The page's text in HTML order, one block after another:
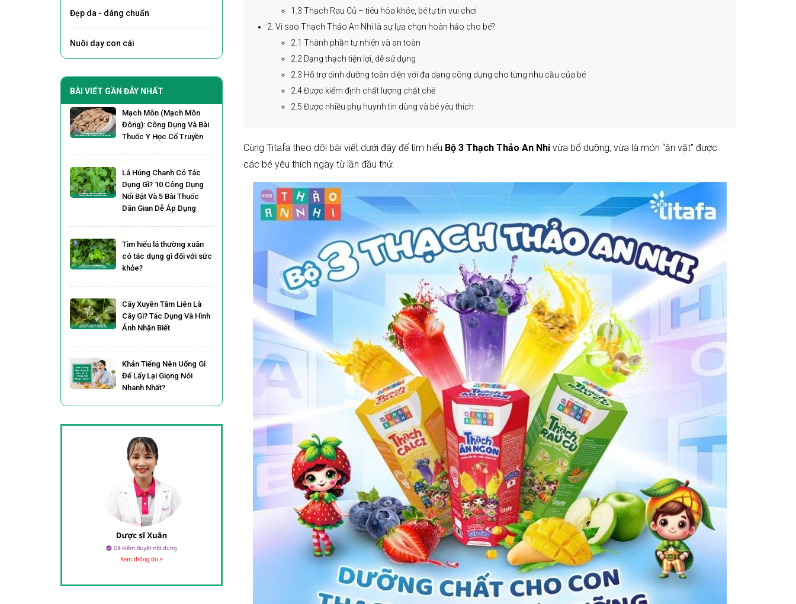
1.3 Thạch Rau Củ – tiêu hóa khỏe, bé tự tin vui chơi
2. Vì sao Thạch Thảo An Nhi là sự lựa chọn hoàn hảo cho bé?
2.1 Thành phần tự nhiên và an toàn
2.2 Dạng thạch tiện lợi, dễ sử dụng
2.3 Hỗ trợ dinh dưỡng toàn diện với đa dạng công dụng cho từng nhu cầu của bé
2.4 Được kiểm định chất lượng chặt chẽ
2.5 Được nhiều phụ huynh tin dùng và bé yêu thích
Cùng Titafa theo dõi bài viết dưới đây để tìm hiểu Bộ 3 Thạch Thảo An Nhi vừa bổ dưỡng, vừa là món “ăn vặt” được
các bé yêu thích ngay từ lần đầu thử.
Đẹp da - dáng chuẩn
Nuôi dạy con cái
BÀI VIẾT GẦN ĐÂY NHẤT
Mạch Môn (Mạch Môn
Đông): Công Dụng Và Bài
Thuốc Y Học Cổ Truyền
Lá Húng Chanh Có Tác
Dụng Gì? 10 Công Dụng
Nổi Bật Và 5 Bài Thuốc
Dân Gian Dễ Áp Dụng
Tìm hiểu lá thường xuân
có tác dụng gì đối với sức
khỏe?
Cây Xuyên Tâm Liên Là
Cây Gì? Tác Dụng Và Hình
Ảnh Nhận Biết
Khản Tiếng Nên Uống Gì
Để Lấy Lại Giọng Nói
Nhanh Nhất?